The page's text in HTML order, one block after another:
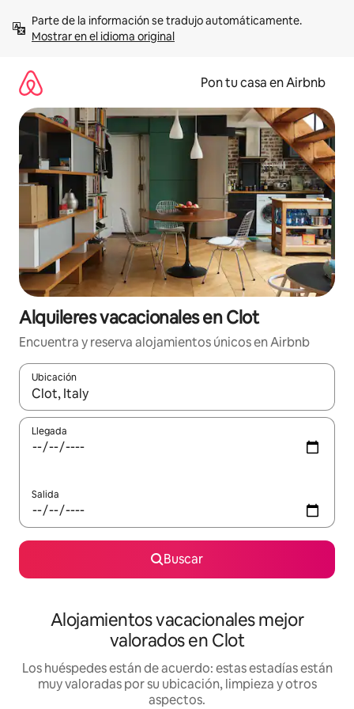
contenidoMostrar en el idioma original
Pon tu casa en Airbnb
Alquileres vacacionales en Clot
Encuentra y reserva alojamientos únicos en Airbnb
Ubicación
Cuando los resultados estén disponibles, navega con las
Llegada
Salida
Buscar
Alojamientos vacacionales mejor
valorados en Clot
Los huéspedes están de acuerdo: estas estadías están
muy valoradas por su ubicación, limpieza y otros
aspectos.